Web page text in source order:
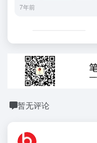
7年前
暂无评论